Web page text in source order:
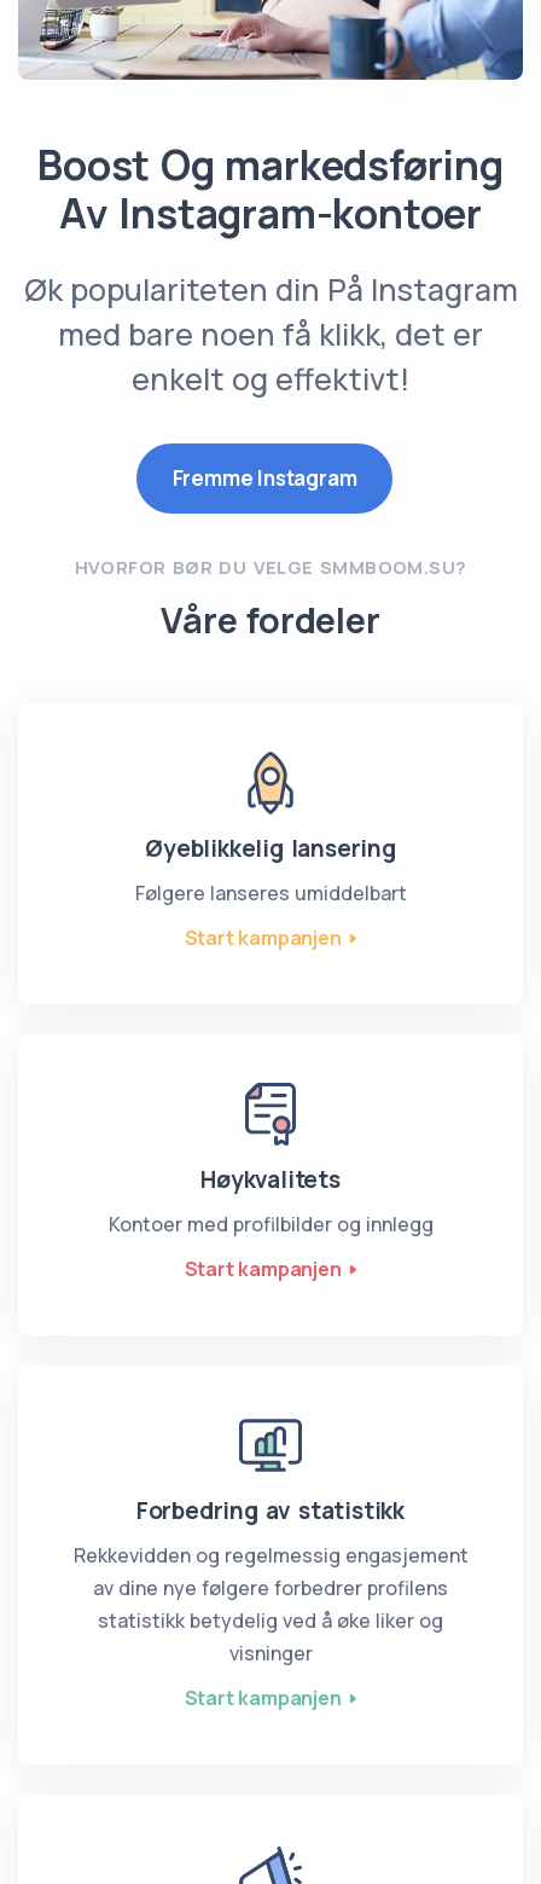
Boost Og markedsføring
Av Instagram-kontoer
Øk populariteten din På Instagram
med bare noen få klikk, det er
enkelt og effektivt!
Fremme Instagram
HVORFOR BØR DU VELGE SMMBOOM.SU?
Våre fordeler
Øyeblikkelig lansering
Følgere lanseres umiddelbart
Start kampanjen
Høykvalitets
Kontoer med profilbilder og innlegg
Start kampanjen
Forbedring av statistikk
Rekkevidden og regelmessig engasjement
av dine nye følgere forbedrer profilens
statistikk betydelig ved å øke liker og
visninger
Start kampanjen